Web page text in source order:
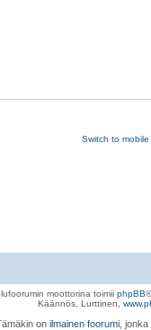
Switch to mobile
moottorina toimii phpBB
Käännös, Lurttinen,
on ilmainen foorumi ,